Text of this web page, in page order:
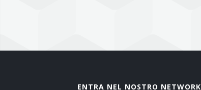
ENTRA NEL NOSTRO NETWORK